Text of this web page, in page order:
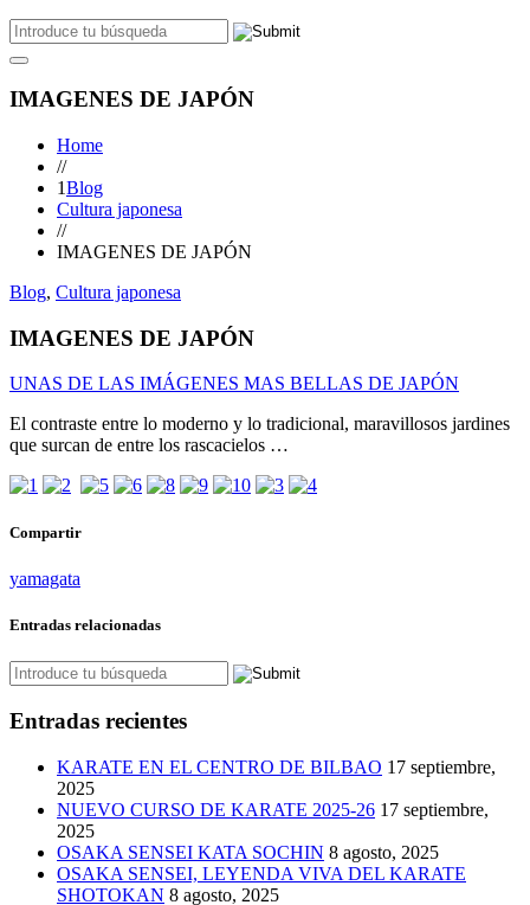
IMAGENES DE JAPÓN
Home
//
1Blog
Cultura japonesa
//
IMAGENES DE JAPÓN
Blog, Cultura japonesa
IMAGENES DE JAPÓN
UNAS DE LAS IMÁGENES MAS BELLAS DE JAPÓN
El contraste entre lo moderno y lo tradicional, maravillosos jardines
que surcan de entre los rascacielos …
Compartir
yamagata
Entradas relacionadas
Entradas recientes
KARATE EN EL CENTRO DE BILBAO 17 septiembre,
2025
NUEVO CURSO DE KARATE 2025-26 17 septiembre,
2025
OSAKA SENSEI KATA SOCHIN 8 agosto, 2025
OSAKA SENSEI, LEYENDA VIVA DEL KARATE
SHOTOKAN 8 agosto, 2025